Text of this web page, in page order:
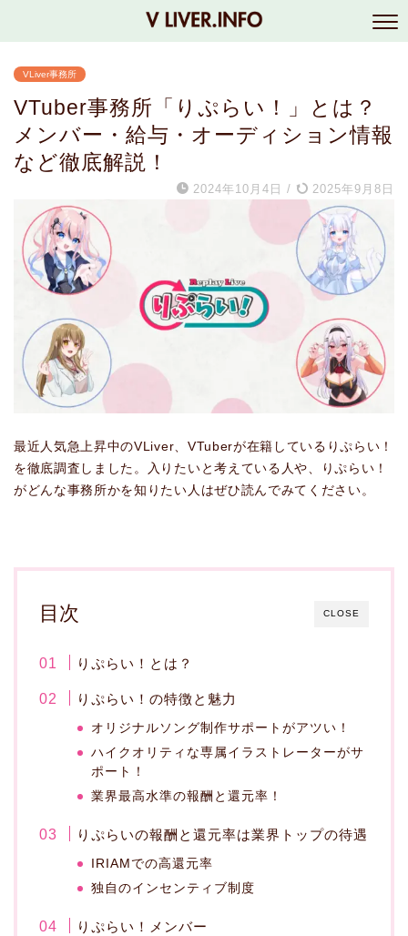
VLiver事務所
VTuber事務所「りぷらい！」とは？
メンバー・給与・オーディション情報
など徹底解説！
2024年10月4日 / 2025年9月8日
最近人気急上昇中のVLiver、VTuberが在籍しているりぷらい！
を徹底調査しました。入りたいと考えている人や、りぷらい！
がどんな事務所かを知りたい人はぜひ読んでみてください。
CLOSE
目次
りぷらい！とは？
りぷらい！の特徴と魅力
オリジナルソング制作サポートがアツい！
ハイクオリティな専属イラストレーターがサ
ポート！
業界最高水準の報酬と還元率！
りぷらいの報酬と還元率は業界トップの待遇
IRIAMでの高還元率
独自のインセンティブ制度
りぷらい！メンバー